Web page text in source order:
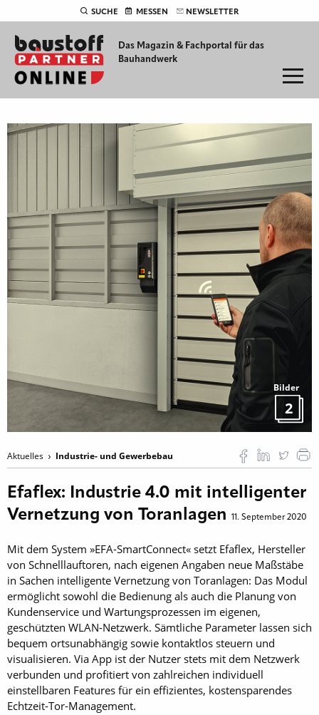
SUCHE MESSEN NEWSLETTER
Das Magazin & Fachportal für das
Bauhandwerk
Bilder
2
Aktuelles Industrie- und Gewerbebau
Efaflex: Industrie 4.0 mit intelligenter
Vernetzung von Toranlagen
11. September 2020
Mit dem System »EFA-SmartConnect« setzt Efaflex, Hersteller
von Schnelllauftoren, nach eigenen Angaben neue Maßstäbe
in Sachen intelligente Vernetzung von Toranlagen: Das Modul
ermöglicht sowohl die Bedienung als auch die Planung von
Kundenservice und Wartungsprozessen im eigenen,
geschützten WLAN-Netzwerk. Sämtliche Parameter lassen sich
bequem ortsunabhängig sowie kontaktlos steuern und
visualisieren. Via App ist der Nutzer stets mit dem Netzwerk
verbunden und profitiert von zahlreichen individuell
einstellbaren Features für ein effizientes, kostensparendes
Echtzeit-Tor-Management.